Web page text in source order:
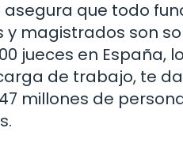
que todo
y magistrados son
jueces en España,
de trabajo, te
millones de